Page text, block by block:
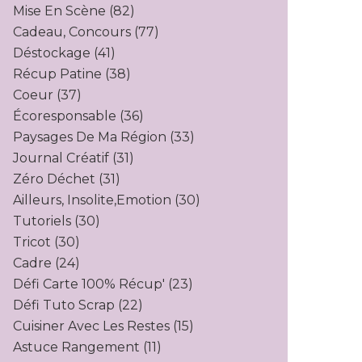
Mise En Scène (82)
Cadeau, Concours (77)
Déstockage (41)
Récup Patine (38)
Coeur (37)
Écoresponsable (36)
Paysages De Ma Région (33)
Journal Créatif (31)
Zéro Déchet (31)
Ailleurs, Insolite,emotion (30)
Tutoriels (30)
Tricot (30)
Cadre (24)
Défi Carte 100% Récup' (23)
Défi Tuto Scrap (22)
Cuisiner Avec Les Restes (15)
Astuce Rangement (11)